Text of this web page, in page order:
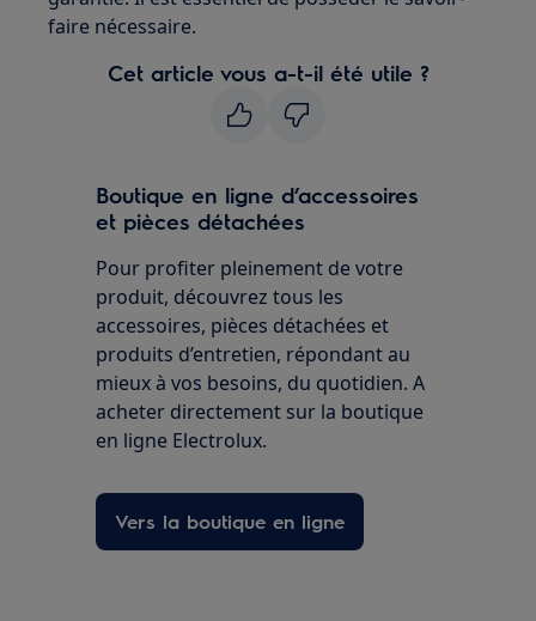
faire nécessaire.
Cet article vous a-t-il été utile ?
Boutique en ligne d’accessoires
et pièces détachées
Pour profiter pleinement de votre
produit, découvrez tous les
accessoires, pièces détachées et
produits d’entretien, répondant au
mieux à vos besoins, du quotidien. A
acheter directement sur la boutique
en ligne Electrolux.
Vers la boutique en ligne